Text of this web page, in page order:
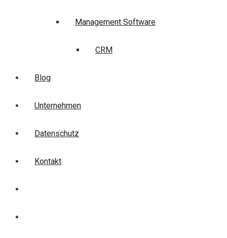
Management Software
CRM
Blog
Unternehmen
Datenschutz
Kontakt